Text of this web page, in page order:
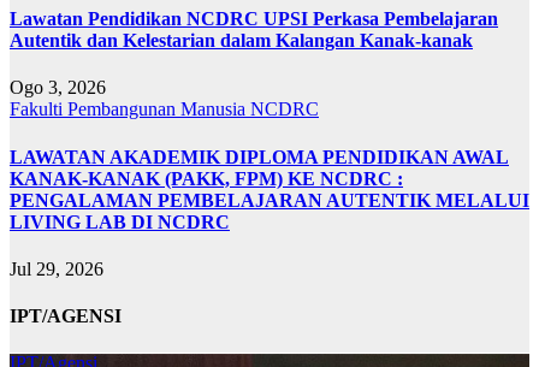
Lawatan Pendidikan NCDRC UPSI Perkasa Pembelajaran
Autentik dan Kelestarian dalam Kalangan Kanak-kanak
Ogo 3, 2026
Fakulti Pembangunan Manusia NCDRC
LAWATAN AKADEMIK DIPLOMA PENDIDIKAN AWAL
KANAK-KANAK (PAKK, FPM) KE NCDRC :
PENGALAMAN PEMBELAJARAN AUTENTIK MELALUI
LIVING LAB DI NCDRC
Jul 29, 2026
IPT/AGENSI